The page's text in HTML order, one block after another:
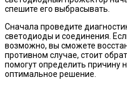
спешите его выбрасывать.
Сначала проведите
светодиоды и соединения.
возможно, вы сможете
противном случае, стоит
помогут определить причину
оптимальное решение.